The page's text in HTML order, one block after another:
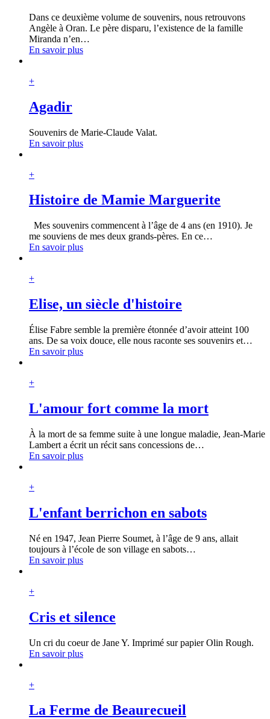
Dans ce deuxième volume de souvenirs, nous retrouvons
Angèle à Oran. Le père disparu, l’existence de la famille
Miranda n’en…
En savoir plus
+
Agadir
Souvenirs de Marie-Claude Valat.
En savoir plus
+
Histoire de Mamie Marguerite
Mes souvenirs commencent à l’âge de 4 ans (en 1910). Je
me souviens de mes deux grands-pères. En ce…
En savoir plus
+
Elise, un siècle d'histoire
Élise Fabre semble la première étonnée d’avoir atteint 100
ans. De sa voix douce, elle nous raconte ses souvenirs et…
En savoir plus
+
L'amour fort comme la mort
À la mort de sa femme suite à une longue maladie, Jean-Marie
Lambert a écrit un récit sans concessions de…
En savoir plus
+
L'enfant berrichon en sabots
Né en 1947, Jean Pierre Soumet, à l’âge de 9 ans, allait
toujours à l’école de son village en sabots…
En savoir plus
+
Cris et silence
Un cri du coeur de Jane Y. Imprimé sur papier Olin Rough.
En savoir plus
+
La Ferme de Beaurecueil